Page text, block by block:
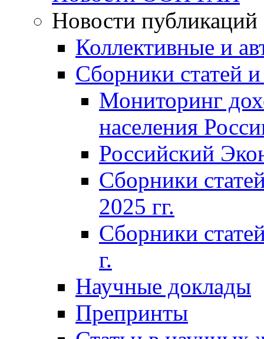
Новости публикаций
Коллективные и
Сборники статей
Мониторинг
населения
Российский
Сборники
2025 гг.
Сборники
г.
Научные доклады
Препринты